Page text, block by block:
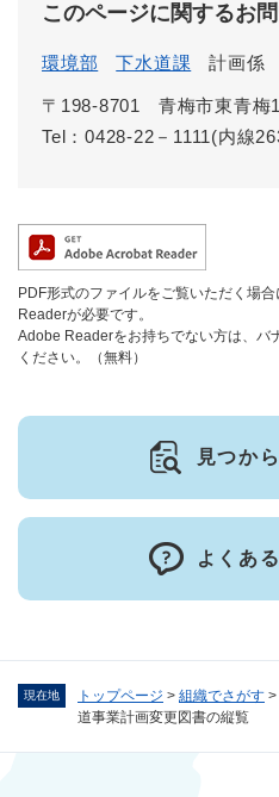
現在地 トップページ > 組織でさがす >
道事業計画変更図書の縦覧
このページに関するお
環境部 下水道課 計画係
〒198-8701
青梅市東青
Tel：0428-22－1111(内線
PDF形式のファイルをご覧いただく場
Readerが必要です。
Adobe Readerをお持ちでない方は、バ
ください。（無料）
見つか
よくあ